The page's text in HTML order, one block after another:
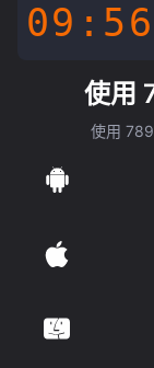
09:55
使用
使用